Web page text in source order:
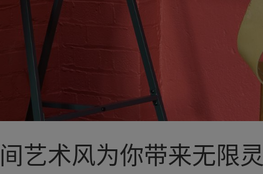
艺术风为你带来无限